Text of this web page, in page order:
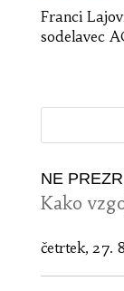
Franci
sodelavec
NE
Kako
četrtek, 27.